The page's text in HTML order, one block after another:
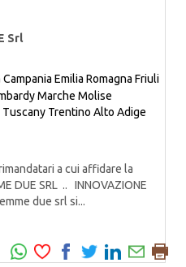
Srl
Campania Emilia Romagna Friuli
Marche Molise
Tuscany Trentino Alto Adige
a cui affidare la
DUE SRL .. INNOVAZIONE
due srl si...